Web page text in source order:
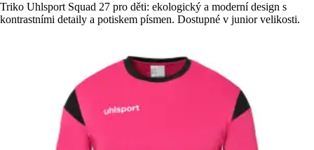
Triko Uhlsport Squad 27 pro děti: ekologický a moderní design s
kontrastními detaily a potiskem písmen. Dostupné v junior velikosti.